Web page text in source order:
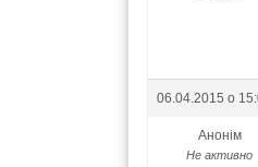
06.04.2015 о
Анонім
Не активно